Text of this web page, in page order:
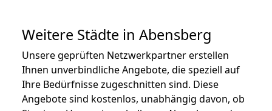
Weitere Städte in Abensberg
Unsere geprüften Netzwerkpartner erstellen
Ihnen unverbindliche Angebote, die speziell auf
Ihre Bedürfnisse zugeschnitten sind. Diese
Angebote sind kostenlos, unabhängig davon, ob